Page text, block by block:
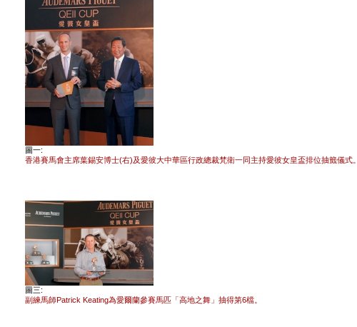
圖一:
香港賽馬會主席葉錫安博士(右)及愛彼大中華區行政總裁梵衛一同主持愛彼女皇盃排位抽籤儀式。
圖三:
副練馬師Patrick Keating為愛爾蘭參賽馬匹「高地之舞」抽得第6檔。